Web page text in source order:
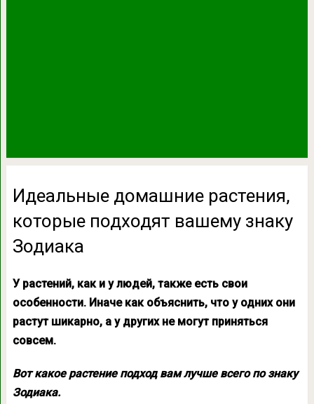
Идеальные домашние растения,
которые подходят вашему знаку
Зодиака
У растений, как и у людей, также есть свои
особенности. Иначе как объяснить, что у одних они
растут шикарно, а у других не могут приняться
совсем.
Вот какое растение подход вам лучше всего по знаку
Зодиака.